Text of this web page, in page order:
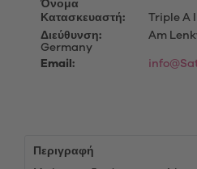
Όνομα
Κατασκευαστή:
Triple A
Διεύθυνση:
Am
Germany
Email:
Περιγραφή